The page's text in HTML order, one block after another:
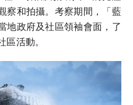
察和拍攝。考察期間，「藍
地政府及社區領袖會面，了
活動。